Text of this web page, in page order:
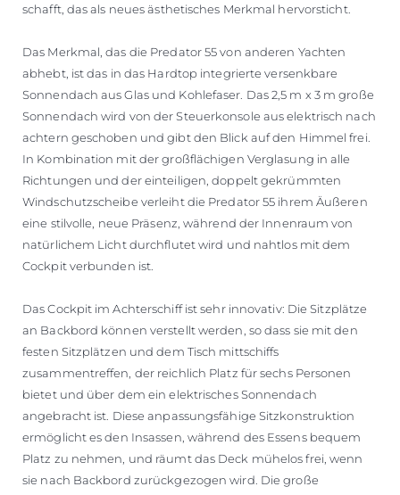
schafft, das als neues ästhetisches Merkmal hervorsticht.
Das Merkmal, das die Predator 55 von anderen Yachten
abhebt, ist das in das Hardtop integrierte versenkbare
Sonnendach aus Glas und Kohlefaser. Das 2,5 m x 3 m große
Sonnendach wird von der Steuerkonsole aus elektrisch nach
achtern geschoben und gibt den Blick auf den Himmel frei.
In Kombination mit der großflächigen Verglasung in alle
Richtungen und der einteiligen, doppelt gekrümmten
Windschutzscheibe verleiht die Predator 55 ihrem Äußeren
eine stilvolle, neue Präsenz, während der Innenraum von
natürlichem Licht durchflutet wird und nahtlos mit dem
Cockpit verbunden ist.
Das Cockpit im Achterschiff ist sehr innovativ: Die Sitzplätze
an Backbord können verstellt werden, so dass sie mit den
festen Sitzplätzen und dem Tisch mittschiffs
zusammentreffen, der reichlich Platz für sechs Personen
bietet und über dem ein elektrisches Sonnendach
angebracht ist. Diese anpassungsfähige Sitzkonstruktion
ermöglicht es den Insassen, während des Essens bequem
Platz zu nehmen, und räumt das Deck mühelos frei, wenn
sie nach Backbord zurückgezogen wird. Die große